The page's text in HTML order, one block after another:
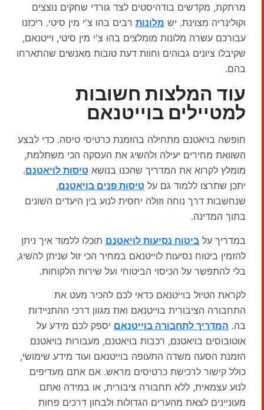
מרתקת, מקדשים בודהיסטים לצד גורדי שחקים נוצצים
וקולינריה מצוינת. יש מלונות רבים בהו צ'י מין סיטי. ריכזנו
עבורכם עשרה מלונות מומלצים בהו צ'י מין סיטי, וייטנאם,
שקיבלו ציונים גבוהים וחוות דעת טובות מאנשים שהתארחו
בהם.
עוד המלצות חשובות
למטיילים בוייטנאם
חופשה בויאטנם מתחילה בהזמנת כרטיסי טיסה. כדי לבצע
השוואת מחירים יעילה ולהשיג את העסקה הכי משתלמת,
מומלץ לקרוא את המדריך שהכנו בנושא טיסות לויאטנם.
יתכן שתרצו ללמוד גם על טיסות פנים בויאטנם,
שנחשבות דרך נוחה וזולה יחסית לנוע בין היעדים השונים
בתוך המדינה.
במדריך על ביטוח נסיעות לויאטנם תוכלו ללמוד איך ניתן
להזמין ביטוח נסיעות לוייטנאם במחיר הכי זול שניתן להשיג,
בלי להתפשר על הכיסוי הביטוחי ועל שירות הלקוחות.
לקראת הטיול בוייטנאם כדאי לכם להכיר מעט את
התחבורה הציבורית בוייטנאם ואת מגוון דרכי ההתניידות
בה. המדריך לתחבורה בוייטנאם יספק לכם מידע על
אוטובוסים בויאטנם, רכבות בויאטנם, מעבורות בויאטנם
הזמנת הסעה משדה התעופה בוייטנאם ועוד מידע שימושי,
כולל קישור לרכישת כרטיסים מראש. אם אתם מעדיפים
לנוע עצמאית, ללא תחבורה ציבורית, או במידה ואתם
מעוניינים לצאת מהערים הגדולות ולבחון דרכים פחות